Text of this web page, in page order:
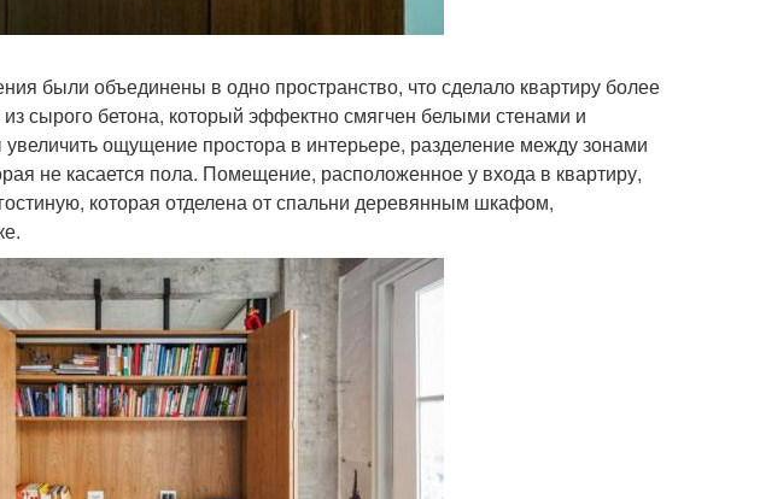
были объединены в одно пространство, что сделало квартиру более
сырого бетона, который эффектно смягчен белыми стенами и
ощущение простора в интерьере, разделение между зонами
не касается пола. Помещение, расположенное у входа в квартиру,
которая отделена от спальни деревянным шкафом,